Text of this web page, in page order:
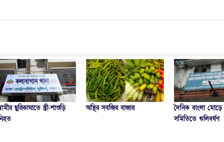
সবজির বাজার
দৈনিক বাংলা মোড়ে হকার্স
ধামইরহাটে স্বামীর